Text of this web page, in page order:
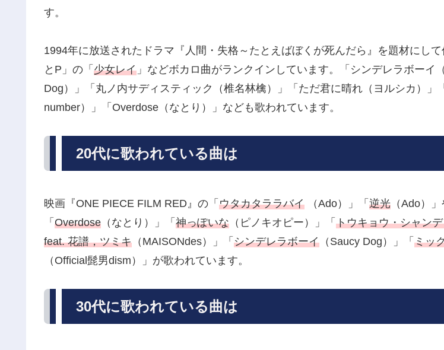
す。
1994年に放送されたドラマ『人間・失格～たとえばぼくが死んだら』を題材にして
とP」の「 少女レイ 」などボカロ曲がランクインしています。「シンデレラボーイ
Dog）」「丸ノ内サディスティック（椎名林檎）」「ただ君に晴れ（ヨルシカ）」
number）」「Overdose（なとり）」なども歌われています。
20代に歌われている曲は
映画『ONE PIECE FILM RED』の「 ウタカタララバイ （Ado）」「 逆光 （Ado）
「 Overdose （なとり）」「 神っぽいな （ピノキオピー）」「 トウキョウ・シャン
feat. 花譜，ツミキ （MAISONdes）」「 シンデレラボーイ （Saucy Dog）」「 ミッ
（Official髭男dism）」が歌われています。
30代に歌われている曲は